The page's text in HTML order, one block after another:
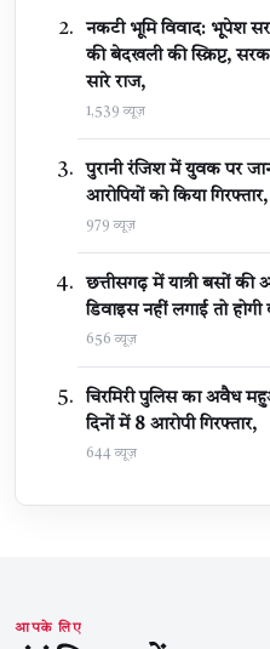
नकटी भूमि विवाद: भूपेश
की बेदखली की स्क्रिप्ट,
सारे राज,
1,539 व्यूज़
पुरानी रंजिश में युवक पर
आरोपियों को किया गिरफ्तार,
979 व्यूज़
छत्तीसगढ़ में यात्री बसों की
डिवाइस नहीं लगाई तो होगी
656 व्यूज़
चिरमिरी पुलिस का अवैध
दिनों में 8 आरोपी गिरफ्तार,
644 व्यूज़
आपके लिए